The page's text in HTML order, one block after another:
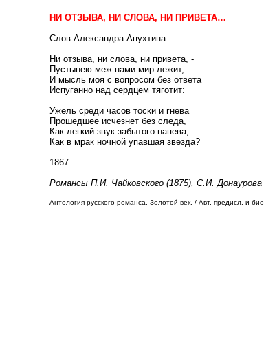
НИ ОТЗЫВА, НИ СЛОВА, НИ ПРИВЕТА…
Слов Александра Апухтина
Ни отзыва, ни слова, ни привета, -
Пустынею меж нами мир лежит,
И мысль моя с вопросом без ответа
Испуганно над сердцем тяготит:
Ужель среди часов тоски и гнева
Прошедшее исчезнет без следа,
Как легкий звук забытого напева,
Как в мрак ночной упавшая звезда?
1867
Романсы П.И. Чайковского (1875), С.И.
Антология русского романса. Золотой век. / Авт. предисл. и